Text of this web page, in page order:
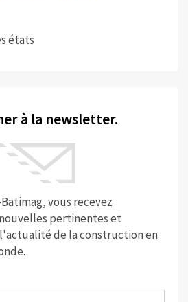
états
à la newsletter.
vous recevez
pertinentes et
de la construction en